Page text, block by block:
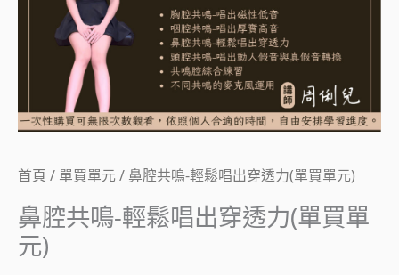
首頁 / 單買單元 / 鼻腔共鳴-輕鬆唱出穿透力(單買單元)
鼻腔共鳴-輕鬆唱出穿透力(單買單
元)
格：
NT$3,000。
格：
NT$2,000。
穿
力
(單
買
單